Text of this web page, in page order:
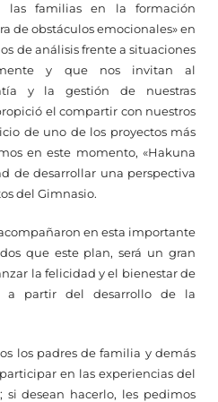
las familias en la formación
de obstáculos emocionales» en
de análisis frente a situaciones
y que nos invitan al
y la gestión de nuestras
el compartir con nuestros
de uno de los proyectos más
en este momento, «Hakuna
de desarrollar una perspectiva
del Gimnasio.
en esta importante
que este plan, será un gran
la felicidad y el bienestar de
a partir del desarrollo de la
los padres de familia y demás
en las experiencias del
si desean hacerlo, les pedimos